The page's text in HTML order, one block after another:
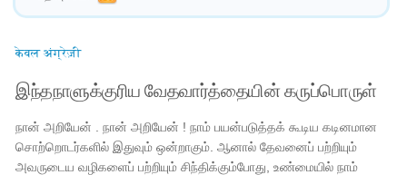
केवल अंग्रेज़ी
இந்தநாளுக்குரிய வேதவார்த்தையின் கருப்பொருள்
நான் அறியேன் . நான் அறியேன் ! நாம் பயன்படுத்தக் கூடிய கடினமான
சொற்றொடர்களில் இதுவும் ஒன்றாகும். ஆனால் தேவனைப் பற்றியும்
அவருடைய வழிகளைப் பற்றியும் சிந்திக்கும்போது, ​​உண்மையில் நாம்